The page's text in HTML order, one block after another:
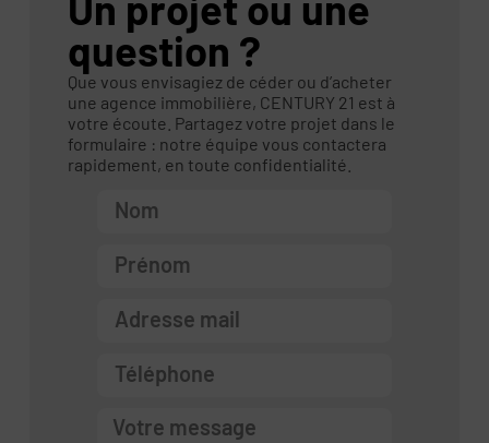
question ?
Que vous envisagiez de céder ou d’acheter
une agence immobilière, CENTURY 21 est à
votre écoute. Partagez votre projet dans le
formulaire : notre équipe vous contactera
rapidement, en toute confidentialité.